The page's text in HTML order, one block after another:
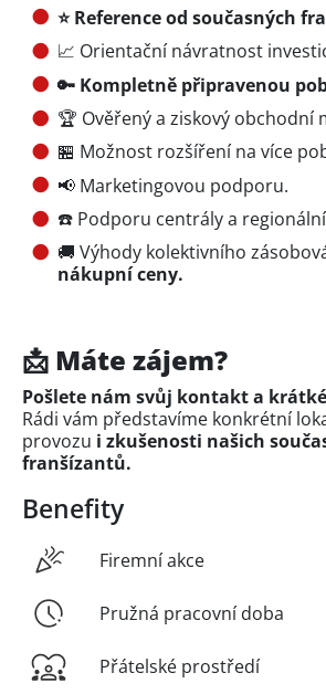
⭐ Reference od současných
📈 Orientační návratnost
🔑 Kompletně připravenou
🏆 Ověřený a ziskový obchodní
🏪 Možnost rozšíření na více
📢 Marketingovou podporu.
☎️ Podporu centrály a
🚚 Výhody kolektivního
nákupní ceny.
📩 Máte zájem?
Pošlete nám svůj kontakt a
Rádi vám představíme konkrétní
provozu i zkušenosti našich
franšízantů.
Benefity
Firemní akce
Pružná pracovní doba
Přátelské prostředí